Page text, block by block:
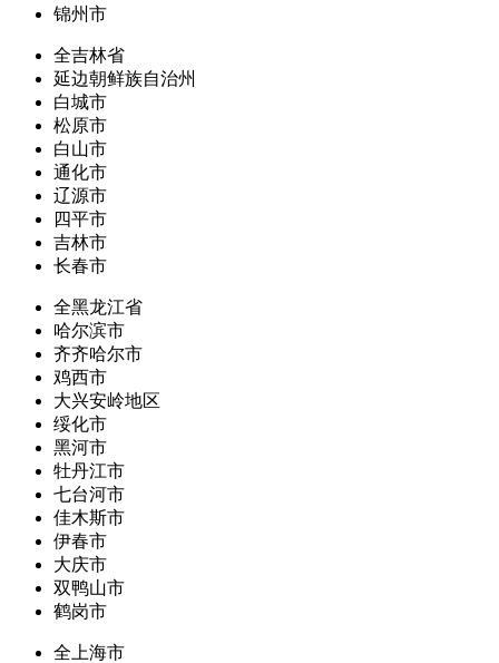
锦州市
全吉林省
延边朝鲜族自治州
白城市
松原市
白山市
通化市
辽源市
四平市
吉林市
长春市
全黑龙江省
哈尔滨市
齐齐哈尔市
鸡西市
大兴安岭地区
绥化市
黑河市
牡丹江市
七台河市
佳木斯市
伊春市
大庆市
双鸭山市
鹤岗市
全上海市